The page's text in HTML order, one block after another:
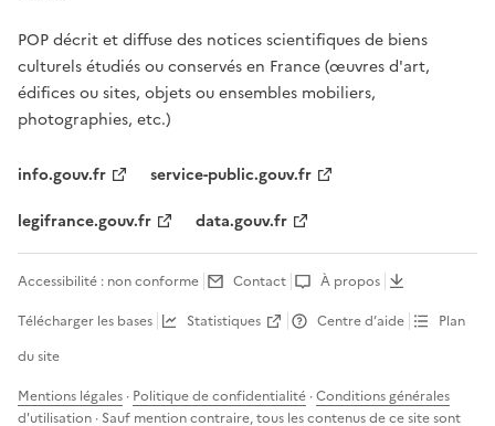
POP décrit et diffuse des notices scientifiques de biens
culturels étudiés ou conservés en France (œuvres d'art,
édifices ou sites, objets ou ensembles mobiliers,
photographies, etc.)
info.gouv.fr
service-public.gouv.fr
legifrance.gouv.fr
data.gouv.fr
Accessibilité : non conforme Contact
À propos
Télécharger les bases
Statistiques Centre d’aide
Plan
du site
Mentions légales · Politique de confidentialité ·Conditions générales
d'utilisation · Sauf mention contraire, tous les contenus de ce site sont